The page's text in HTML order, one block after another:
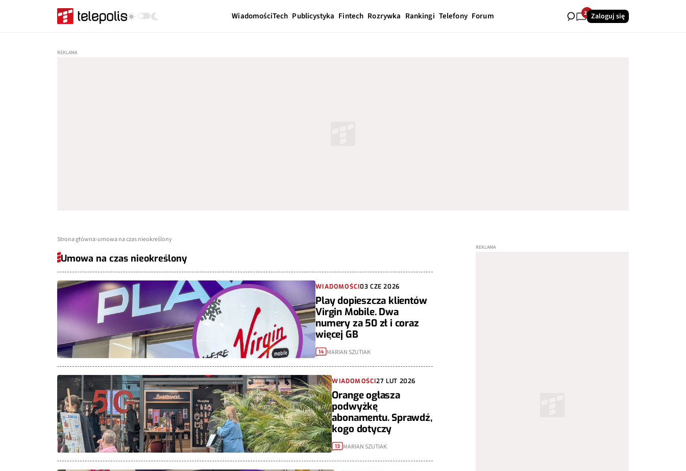
WiadomościTech Publicystyka Fintech Rozrywka Rankingi Telefony Forum 26Zaloguj się
Strona główna umowa na czas nieokreślony
Umowa na czas nieokreślony
WIADOMOŚCI03 CZE 2026
Play dopieszcza klientów
Virgin Mobile. Dwa
numery za 50 zł i coraz
więcej GB
14 MARIAN SZUTIAK
WIADOMOŚCI27 LUT 2026
Orange ogłasza
podwyżkę
abonamentu. Sprawdź,
kogo dotyczy
13 MARIAN SZUTIAK